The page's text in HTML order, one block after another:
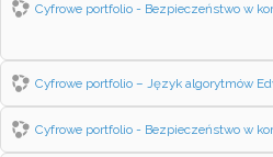
Cyfrowe portfolio - Bezpieczeństwo w
Cyfrowe portfolio – Język algorytmów
Cyfrowe portfolio - Bezpieczeństwo w